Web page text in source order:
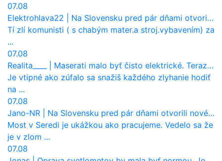
07.08
Elektrohlava22
Na Slovensku pred pár dňami otvorili nové mosty, ktoré to sú?
Tí zlí komunisti ( s chabým mater.a stroj.vybavením) za
...
07.08
Realita____
Maserati malo byť čisto elektrické. Teraz zisťuje, že potrebuje nový osemvalcový motor
Je vtipné ako zúfalo sa snažiš každého zlyhanie hodiť
na ...
07.08
Jano-NR
Na Slovensku pred pár dňami otvorili nové mosty, ktoré to sú?
Most v Seredi je ukážkou ako pracujeme. Vedelo sa že
je v zlom ...
07.08